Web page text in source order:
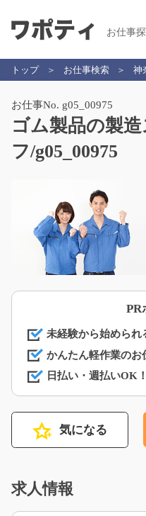
お仕事
トップ お仕事検索 神
お仕事No. g05_00975
ゴム製品の製
フ/g05_00975
PR
未経験から始められ
かんたん軽作業のお
日払い・週払いOK
気になる
求人情報